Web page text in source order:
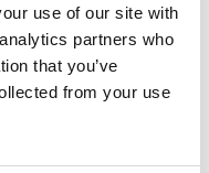
use of our site with
partners who
that you’ve
from your use
einem Rollgerüst immer
AGS-Rollgerüst ist vor